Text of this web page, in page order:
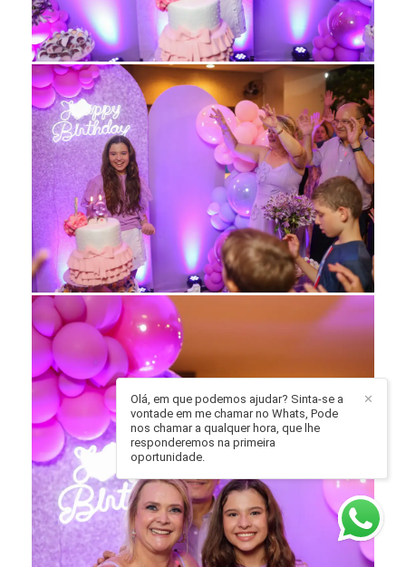
✕
Olá, em que podemos ajudar? Sinta-se a
vontade em me chamar no Whats, Pode
nos chamar a qualquer hora, que lhe
responderemos na primeira
oportunidade.